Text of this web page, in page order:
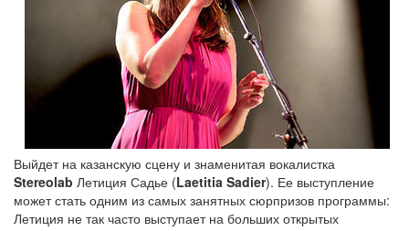
Выйдет на казанскую сцену и знаменитая вокалистка
Stereolab Летиция Садье (Laetitia Sadier). Ее выступление
может стать одним из самых занятных сюрпризов программы:
Летиция не так часто выступает на больших открытых